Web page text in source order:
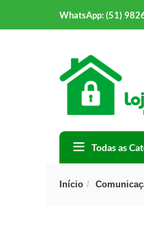
WhatsApp: (51)
Todas as
Início